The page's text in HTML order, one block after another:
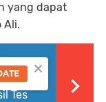
yang dapat
Ali.
TNI
Tes
×